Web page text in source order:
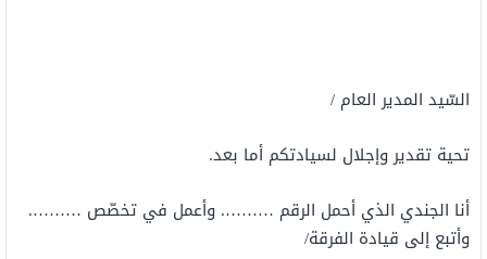
السّيد المدير العام /
تحية تقدير وإجلال لسيادتكم أما بعد.
أنا الجندي الذي أحمل الرقم ………. وأعمل في تخصّص ……….
وأتبع إلى قيادة الفرقة/